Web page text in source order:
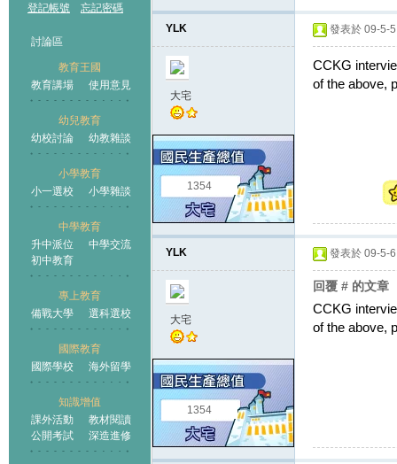
登記帳號 忘記密碼
討論區
教育王國
教育講場
使用意見
幼兒教育
幼校討論
幼教雜談
小學教育
小一選校
小學雜談
中學教育
升中派位
中學交流
初中教育
專上教育
備戰大學
選科選校
國際教育
國際學校
海外留學
知識增值
課外活動
教材閱讀
公開考試
深造進修
王國
YLK
大宅
1354
發表於 09-5-
CCKG
of the above,
YLK
大宅
1354
發表於 09-5-
回覆 # 的文章
CCKG
of the above,